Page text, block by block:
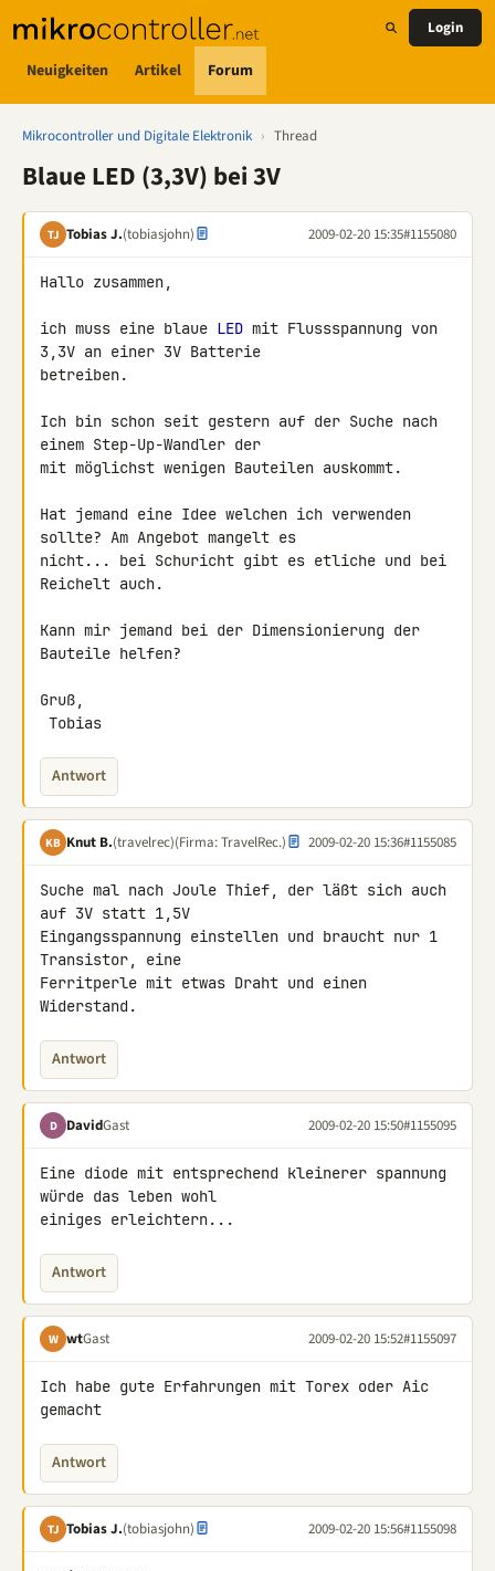
Neuigkeiten Artikel Forum
Login
Mikrocontroller und Digitale Elektronik › Thread
Blaue LED (3,3V) bei 3V
TJ Tobias J.(tobiasjohn) 2009-02-20 15:35#1155080
Hallo zusammen,
ich muss eine blaue LED mit Flussspannung von
3,3V an einer 3V Batterie
betreiben.
Ich bin schon seit gestern auf der Suche nach
einem Step-Up-Wandler der
mit möglichst wenigen Bauteilen auskommt.
Hat jemand eine Idee welchen ich verwenden
sollte? Am Angebot mangelt es
nicht... bei Schuricht gibt es etliche und bei
Reichelt auch.
Kann mir jemand bei der Dimensionierung der
Bauteile helfen?
Gruß,
Tobias
Antwort
KB Knut B.(travelrec)(Firma: TravelRec.) 2009-02-20 15:36#1155085
Suche mal nach Joule Thief, der läßt sich auch
auf 3V statt 1,5V
Eingangsspannung einstellen und braucht nur 1
Transistor, eine
Ferritperle mit etwas Draht und einen
Widerstand.
Antwort
D DavidGast 2009-02-20 15:50#1155095
Eine diode mit entsprechend kleinerer spannung
würde das leben wohl
einiges erleichtern...
Antwort
W wtGast 2009-02-20 15:52#1155097
Ich habe gute Erfahrungen mit Torex oder Aic
gemacht
Antwort
TJ Tobias J.(tobiasjohn) 2009-02-20 15:56#1155098